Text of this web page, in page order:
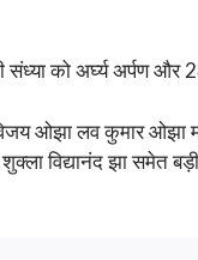
को अर्घ्य अर्पण और
ओझा लव कुमार ओझा
विद्यानंद झा समेत